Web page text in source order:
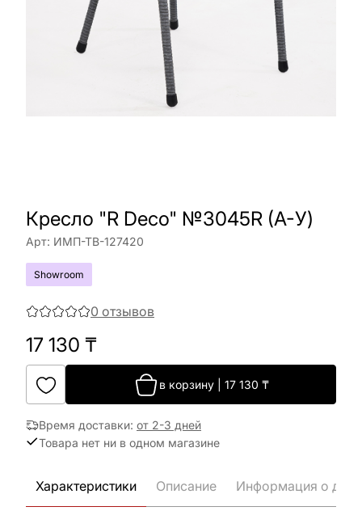
Кресло "R Deco" №3045R (A-У)
Арт: ИМП-ТВ-127420
Showroom
0 отзывов
17 130 ₸
в корзину| 17 130 ₸
Время доставки: от 2-3 дней
Товара нет ни в одном магазине
Характеристики Описание Информация о